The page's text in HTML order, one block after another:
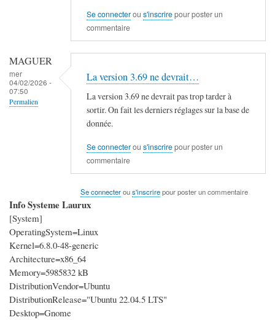
Se connecterou s'inscrirepour poster un
commentaire
MAGUER
mer
04/02/2026 -
07:50
Permalien
La version 3.69 ne devrait…
La version 3.69 ne devrait pas trop tarder à
sortir. On fait les derniers réglages sur la base de
donnée.
Se connecterou s'inscrirepour poster un
commentaire
Se connecterous'inscrirepour poster un commentaire
Info Systeme Laurux
[System]
OperatingSystem=Linux
Kernel=6.8.0-48-generic
Architecture=x86_64
Memory=5985832 kB
DistributionVendor=Ubuntu
DistributionRelease="Ubuntu 22.04.5 LTS"
Desktop=Gnome